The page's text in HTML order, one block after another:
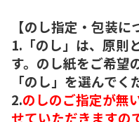
【のし指定・包装に
1.「のし」は、原則
す。のし紙をご希望
「のし」を選んでく
2.のしのご指定が無
せていただきますの